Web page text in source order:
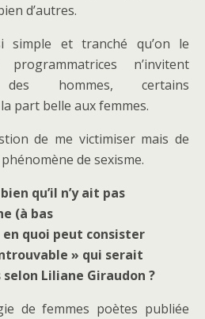
d’autres.
simple et tranché qu’on le
n’invitent
hommes, certains
part belle aux femmes.
de me victimiser mais de
de sexisme.
qu’il n’y ait pas
(à bas
en quoi peut consister
» qui serait
Liliane Giraudon ?
de femmes poètes publiée